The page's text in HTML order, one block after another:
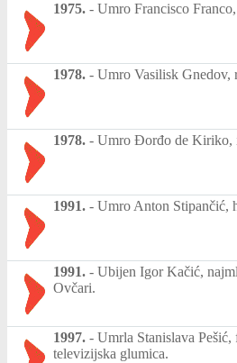
1975. - Umro Francisco
1978. - Umro Vasilisk Gnedov,
1978. - Umro Đorđo de Kiriko,
1991. - Umro Anton Stipančić,
1991. - Ubijen Igor Kačić,
Ovčari.
1997. - Umrla Stanislava
televizijska glumica.